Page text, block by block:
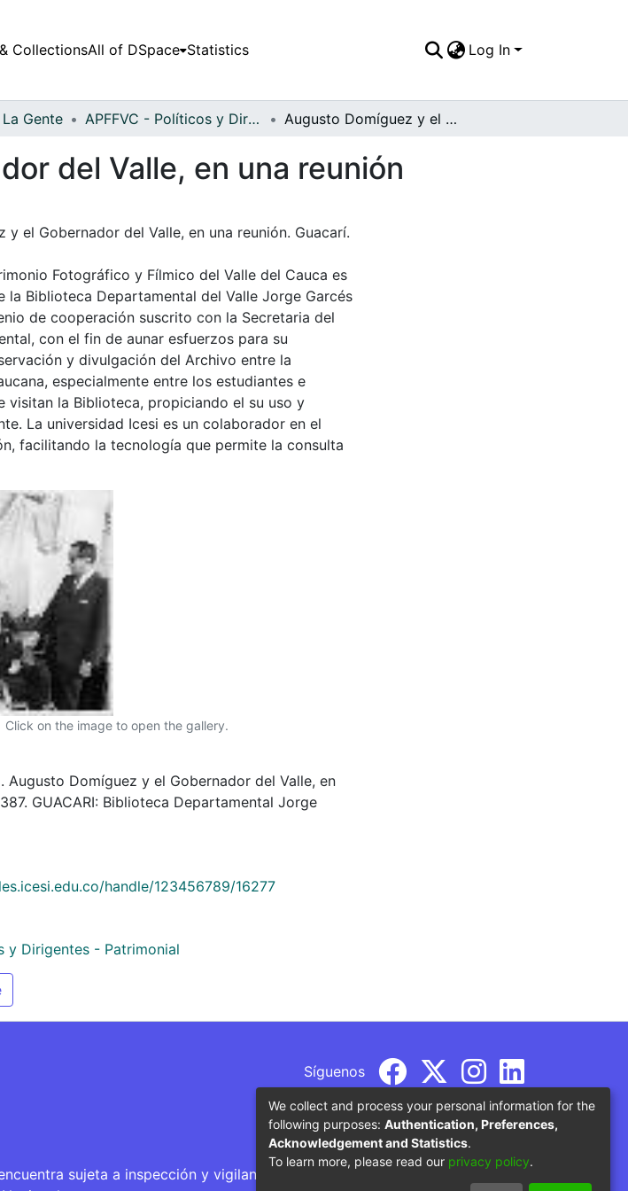
CollectionsAll of DSpace Statistics Log In
La Gente APFFVC - Políticos y Dirigentes - Patrimonial Augusto Domíguez y el Gobernador del Valle, en una reunión
del Valle, en una reunión
y el Gobernador del Valle, en una reunión. Guacarí.
Fotográfico y Fílmico del Valle del Cauca es
la Biblioteca Departamental del Valle Jorge Garcés
de cooperación suscrito con la Secretaria del
con el fin de aunar esfuerzos para su
y divulgación del Archivo entre la
especialmente entre los estudiantes e
visitan la Biblioteca, propiciando el su uso y
La universidad Icesi es un colaborador en el
facilitando la tecnología que permite la consulta
Click on the image to open the gallery.
Augusto Domíguez y el Gobernador del Valle, en
GUACARI: Biblioteca Departamental Jorge
handle/123456789/16277
y Dirigentes - Patrimonial
Síguenos
sujeta a inspección y vigilancia por parte del Ministerio de Educación
We collect and process your personal information for the
following purposes: Authentication, Preferences,
Acknowledgement and Statistics.
To learn more, please read our privacy policy.